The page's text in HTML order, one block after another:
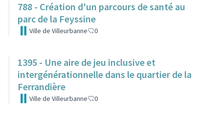
788 - Création d'un parcours de santé au
parc de la Feyssine
Ville de Villeurbanne 0
1395 - Une aire de jeu inclusive et
intergénérationnelle dans le quartier de la
Ferrandière
Ville de Villeurbanne 0